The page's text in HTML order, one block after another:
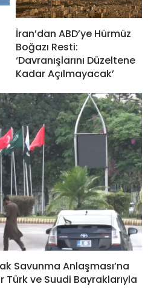
İran’dan ABD’ye Hürmüz
Boğazı Resti:
‘Davranışlarını Düzeltene
Kadar Açılmayacak’
Savunma Anlaşması’na
ve Suudi Bayraklarıyla